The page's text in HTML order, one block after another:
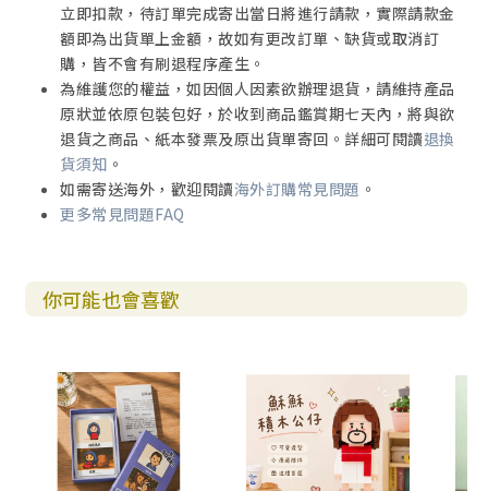
立即扣款，待訂單完成寄出當日將進行請款，實際請款金
額即為出貨單上金額，故如有更改訂單、缺貨或取消訂
購，皆不會有刷退程序產生。
為維護您的權益，如因個人因素欲辦理退貨，請維持產品
原狀並依原包裝包好，於收到商品鑑賞期七天內，將與欲
退貨之商品、紙本發票及原出貨單寄回。詳細可閱讀退換
貨須知 。
如需寄送海外，歡迎閱讀海外訂購常見問題 。
更多常見問題FAQ
你可能也會喜歡